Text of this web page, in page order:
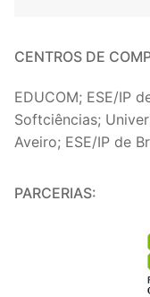
CENTROS DE
EDUCOM; ESE/IP
Softciências;
Aveiro; ESE/IP de
PARCERIAS: